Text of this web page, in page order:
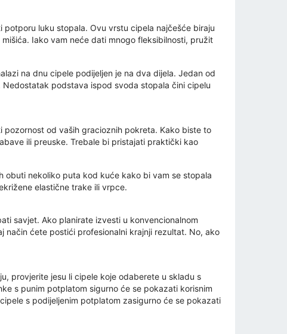
luku stopala. Ovu vrstu cipela najčešće biraju
Iako vam neće dati mnogo fleksibilnosti, pružit
na dnu cipele podijeljen je na dva dijela. Jedan od
podstava ispod svoda stopala čini cipelu
od vaših gracioznih pokreta. Kako biste to
ili preuske. Trebale bi pristajati praktički kao
obuti nekoliko puta kod kuće kako bi vam se stopala
elastične trake ili vrpce.
savjet. Ako planirate izvesti u konvencionalnom
način ćete postići profesionalni krajnji rezultat. No, ako
provjerite jesu li cipele koje odaberete u skladu s
s punim potplatom sigurno će se pokazati korisnim
s podijeljenim potplatom zasigurno će se pokazati